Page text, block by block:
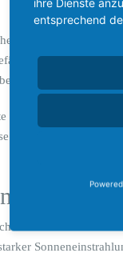
n
Für Lithium-
werden. Stark
und Feuer
erst abkühlen,
oder
können
in die direkte Sonne.
entsprechend